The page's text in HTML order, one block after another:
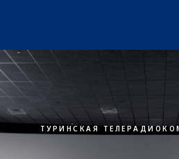
ТУРИНСКАЯ